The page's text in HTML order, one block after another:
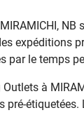
expéditions
par le temps
à
pré-